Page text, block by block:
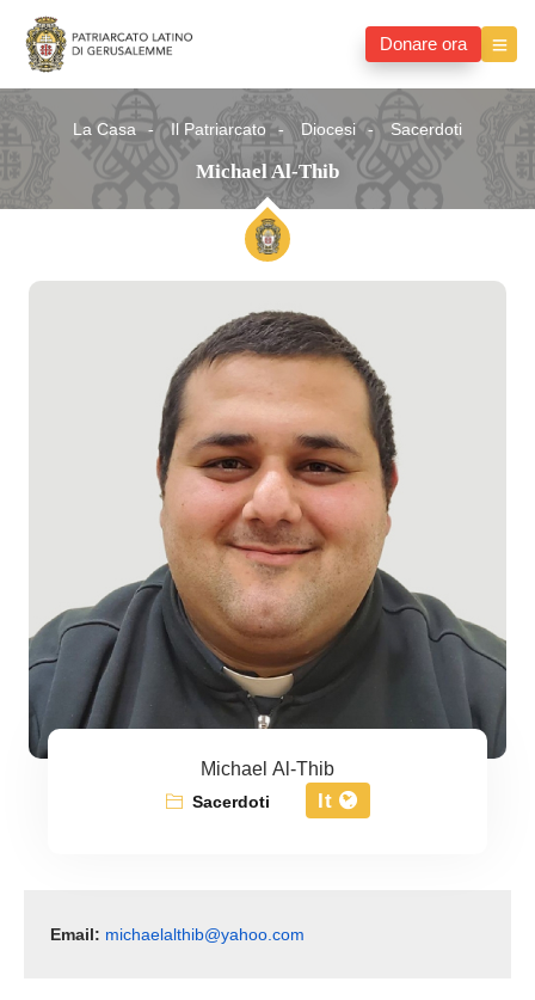
Donare ora
La Casa Il Patriarcato Diocesi Sacerdoti
Michael Al-Thib
Michael Al-Thib
Sacerdoti It
Email: michaelalthib@yahoo.com